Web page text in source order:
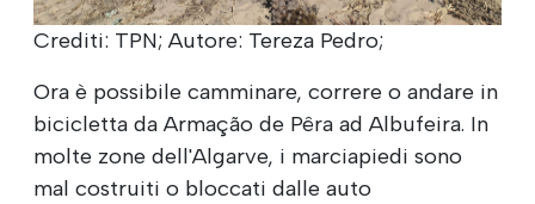
Crediti: TPN; Autore: Tereza Pedro;
Ora è possibile camminare, correre o andare in
bicicletta da Armação de Pêra ad Albufeira. In
molte zone dell'Algarve, i marciapiedi sono
mal costruiti o bloccati dalle auto